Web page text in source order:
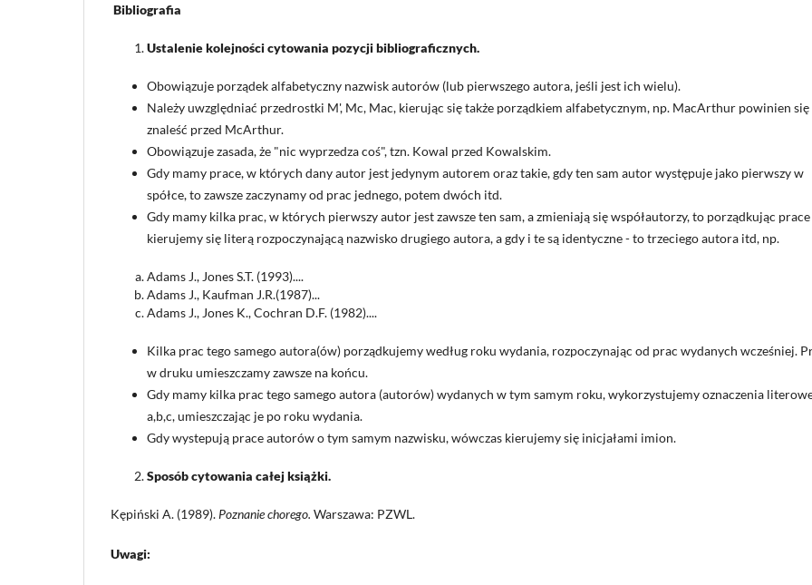
Bibliografia
Ustalenie kolejności cytowania pozycji bibliograficznych.
Obowiązuje porządek alfabetyczny nazwisk autorów (lub pierwszego autora, jeśli jest ich wielu).
Należy uwzględniać przedrostki M', Mc, Mac, kierując się także porządkiem alfabetycznym, np. MacArthur powinien się
znaleść przed McArthur.
Obowiązuje zasada, że "nic wyprzedza coś", tzn. Kowal przed Kowalskim.
Gdy mamy prace, w których dany autor jest jedynym autorem oraz takie, gdy ten sam autor występuje jako pierwszy w
spółce, to zawsze zaczynamy od prac jednego, potem dwóch itd.
Gdy mamy kilka prac, w których pierwszy autor jest zawsze ten sam, a zmieniają się współautorzy, to porządkując prace
kierujemy się literą rozpoczynającą nazwisko drugiego autora, a gdy i te są identyczne - to trzeciego autora itd, np.
Adams J., Jones S.T. (1993)....
Adams J., Kaufman J.R.(1987)...
Adams J., Jones K., Cochran D.F. (1982)....
Kilka prac tego samego autora(ów) porządkujemy według roku wydania, rozpoczynając od prac wydanych wcześniej.
w druku umieszczamy zawsze na końcu.
Gdy mamy kilka prac tego samego autora (autorów) wydanych w tym samym roku, wykorzystujemy oznaczenia
a,b,c, umieszczając je po roku wydania.
Gdy wystepują prace autorów o tym samym nazwisku, wówczas kierujemy się inicjałami imion.
Sposób cytowania całej książki.
Kępiński A. (1989). Poznanie chorego. Warszawa: PZWL.
Uwagi: